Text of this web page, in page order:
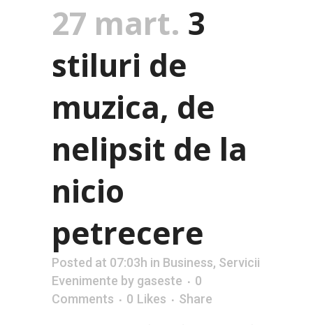
27 mart. 3
stiluri de
muzica, de
nelipsit de la
nicio
petrecere
Posted at 07:03h in Business, Servicii
Evenimente by gaseste
0
Comments
0 Likes Share